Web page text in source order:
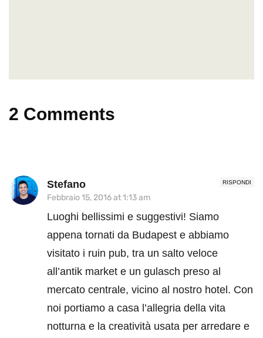
2 Comments
RISPONDI
Stefano
Febbraio 15, 2016 at 1:13 am
Luoghi bellissimi e suggestivi! Siamo
appena tornati da Budapest e abbiamo
visitato i ruin pub, tra un salto veloce
all’antik market e un gulasch preso al
mercato centrale, vicino al nostro hotel. Con
noi portiamo a casa l’allegria della vita
notturna e la creatività usata per arredare e